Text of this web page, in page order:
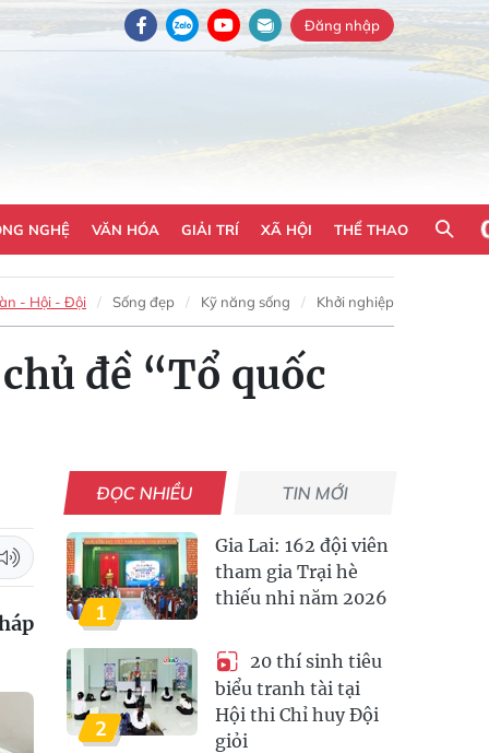
Đăng nhập
NGHỆ VĂN HÓA GIẢI TRÍ XÃ HỘI THỂ THAO
- Hội - Đội Sống đẹp Kỹ năng sống Khởi nghiệp
đề “Tổ quốc
ĐỌC NHIỀU TIN MỚI
1
Gia Lai: 162 đội viên
tham gia Trại hè
thiếu nhi năm 2026
2
20 thí sinh tiêu
biểu tranh tài tại
Hội thi Chỉ huy Đội
giỏi